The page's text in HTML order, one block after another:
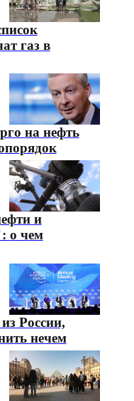
газ в
на нефть
и
о чем
России,
нечем